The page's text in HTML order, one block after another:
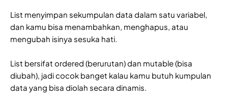
List menyimpan sekumpulan data dalam satu variabel,
dan kamu bisa menambahkan, menghapus, atau
mengubah isinya sesuka hati.
List bersifat ordered (berurutan) dan mutable (bisa
diubah), jadi cocok banget kalau kamu butuh kumpulan
data yang bisa diolah secara dinamis.